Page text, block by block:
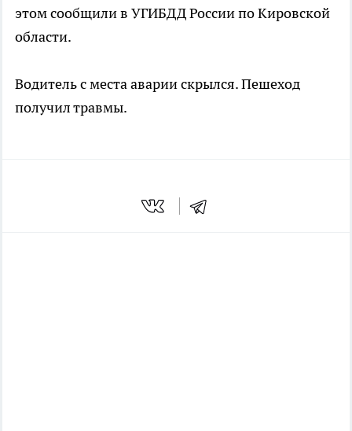
этом сообщили в УГИБДД России по Кировской
области.
Водитель с места аварии скрылся. Пешеход
получил травмы.